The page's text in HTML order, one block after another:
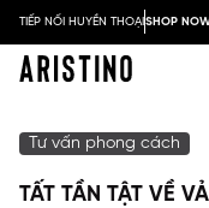
TIẾP NỐI HUYỀN THOẠISHOP
Tư vấn phong cách
TẤT TẦN TẬT VỀ